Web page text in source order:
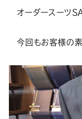
の
公
式
の
公
式
オーダースーツ
今回もお客様の